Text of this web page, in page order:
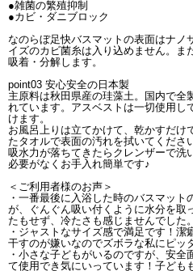
●雑菌の繁殖抑制
●カビ・ダニブロック
なのらぼ足快バスマットの表面はナノ
イズのカビ菌糸は入り込めません。ま
吸着・分解します。
point03 安心安全の日本製
主原料は秋田県産の珪藻土。国内で全
れています。アスベストは一切使用し
けます。
お風呂上りは立てかけて、乾かすだけ
たタオルで表面の汚れを拭いてくださ
吸水力が落ちてきたらクレンザーで洗
必要がなくお手入れ簡単です♪
＜ご利用者様のお声＞
・一番最後に入浴した時のバスマッ
が、ぐんぐん吸い付くように水分を取
たもせず、冷たさも感じませんでした。
・ジャストなサイズ感で満足です！
干すのが嫌いなのでズボラな私にピッ
・小さな子どもがいるのですが、安
て使用でき気にいっています！子ども